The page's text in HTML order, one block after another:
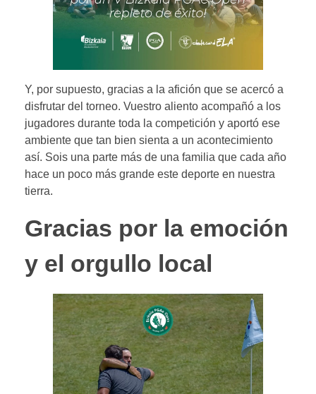
Y, por supuesto, gracias a la afición que se acercó a
disfrutar del torneo. Vuestro aliento acompañó a los
jugadores durante toda la competición y aportó ese
ambiente que tan bien sienta a un acontecimiento
así. Sois una parte más de una familia que cada año
hace un poco más grande este deporte en nuestra
tierra.
Gracias por la emoción
y el orgullo local